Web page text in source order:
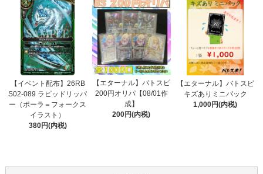
【イベント配布】26RB
S02-089 ラピッドリッパ
ー（ポーラ＝フォークス
イラスト）
380円(内税)
【エターナル】バトスピ
200円オリパ【08/01作
成】
200円(内税)
【エターナル】バトスピ
キズありミニパック
1,000円(内税)